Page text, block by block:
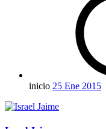
inicio 25 Ene 2015